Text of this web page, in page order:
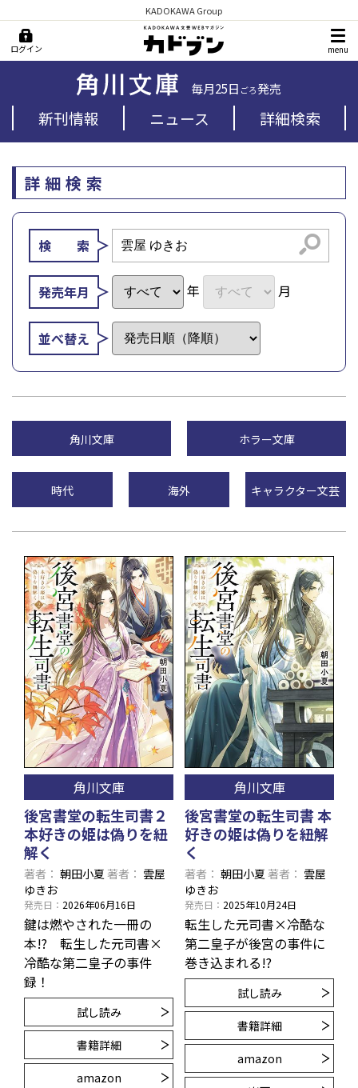
KADOKAWA Group
ログイン menu
毎月25日 ごろ発売
新刊情報 ニュース 詳細検索
詳細検索
検 索 検索
発売年月 年 月
並べ替え
角川文庫 ホラー文庫
時代 海外 キャラクター文芸
角川文庫
後宮書堂の転生司書２
本好きの姫は偽りを紐
解く
著者 朝田小夏 著者
雲屋
ゆきお
発売日 2026年06月16日
鍵は燃やされた一冊の
本!? 転生した元司書×
冷酷な第二皇子の事件
録！
試し読み
書籍詳細
amazon
角川文庫
後宮書堂の転生司書 本
好きの姫は偽りを紐解
く
著者 朝田小夏 著者
雲屋
ゆきお
発売日 2025年10月24日
転生した元司書×冷酷な
第二皇子が後宮の事件に
巻き込まれる!?
試し読み
書籍詳細
amazon